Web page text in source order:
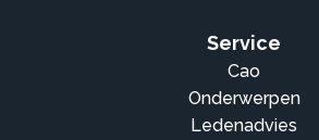
Service
Cao
Onderwerpen
Ledenadvies